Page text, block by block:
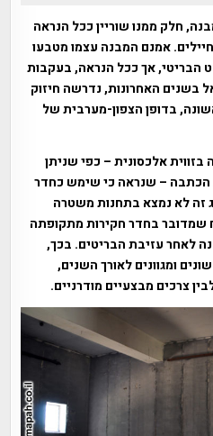
חלק ממנו שוריין ככל הנראה
אמנם המבנה עצמו מטבעו
הבריטי, אך ככל הנראה, בעקבות
בשנים האחרונות, נדרשה חיזוק
בדופן הצפון-מערבית של
אלכסונית – כפי שניתן
הכתבה – שנראה כי שימש כחדר
זה לא נמצא בתחנות משטרה
שמדובר בחדר חקירות מתקופתה
לאחר עזיבת הבריטים. בכך,
ומגוונים לאורך השנים,
צרכים מבצעיים מודרניים.